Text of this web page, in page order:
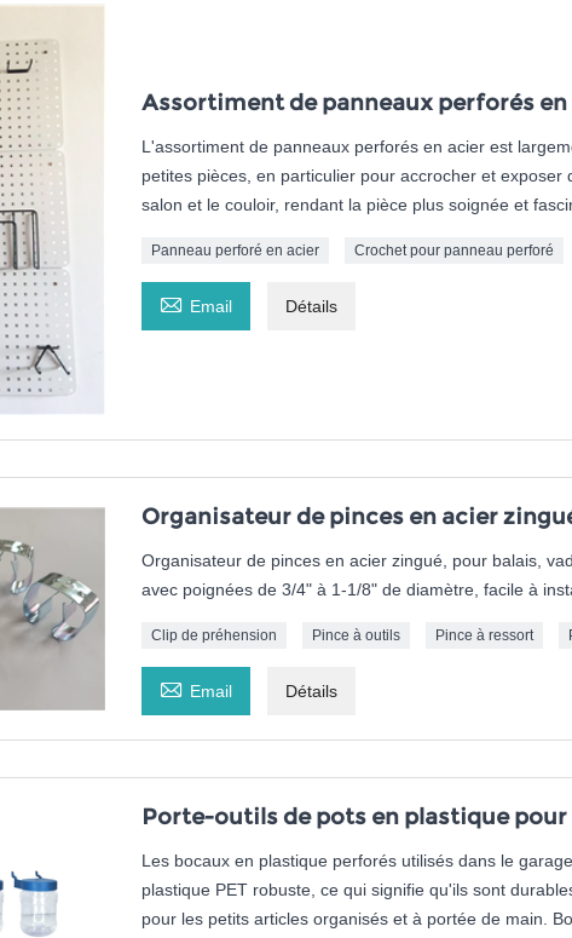
Assortiment de panneaux perforés en
L'assortiment de panneaux perforés en acier est
petites pièces, en particulier pour accrocher et exposer
salon et le couloir, rendant la pièce plus soignée et
Panneau perforé en acier Crochet pour panneau perforé
 Email Détails
Organisateur de pinces en acier
Organisateur de pinces en acier zingué, pour balais,
avec poignées de 3/4" à 1-1/8" de diamètre, facile à
Clip de préhension Pince à outils Pince à ressort
 Email Détails
Porte-outils de pots en plastique
Les bocaux en plastique perforés utilisés dans le
plastique PET robuste, ce qui signifie qu'ils sont
pour les petits articles organisés et à portée de main.